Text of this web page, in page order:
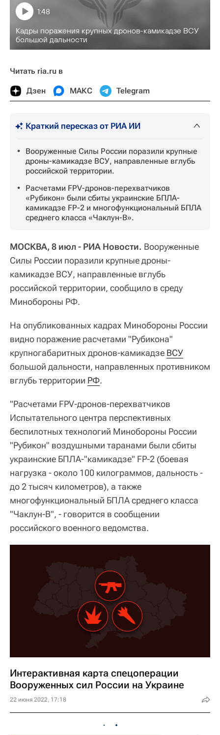
Кадры поражения крупных дронов-камикадзе ВСУ
большой дальности
1:48
Читать ria.ru в
Дзен МАКС Telegram
Краткий пересказ от РИА ИИ
Вооруженные Силы России поразили крупные
дроны-камикадзе ВСУ, направленные вглубь
российской территории.
Расчетами FPV-дронов-перехватчиков
«Рубикон» были сбиты украинские БПЛА-
камикадзе FP-2 и многофункциональный БПЛА
среднего класса «Чаклун-В».
МОСКВА, 8 июл - РИА Новости. Вооруженные
Силы России поразили крупные дроны-
камикадзе ВСУ, направленные вглубь
российской территории, сообщило в среду
Минобороны РФ.
На опубликованных кадрах Минобороны России
видно поражение расчетами "Рубикона"
крупногабаритных дронов-камикадзе ВСУ
большой дальности, направленных противником
вглубь территории РФ.
"Расчетами FPV-дронов-перехватчиков
Испытательного центра перспективных
беспилотных технологий Минобороны России
"Рубикон" воздушными таранами были сбиты
украинские БПЛА-"камикадзе" FP-2 (боевая
нагрузка - около 100 килограммов, дальность -
до 2 тысяч километров), а также
многофункциональный БПЛА среднего класса
"Чаклун-В", - говорится в сообщении
российского военного ведомства.
Интерактивная карта спецоперации
Вооруженных сил России на Украине
22 июня 2022, 17:18